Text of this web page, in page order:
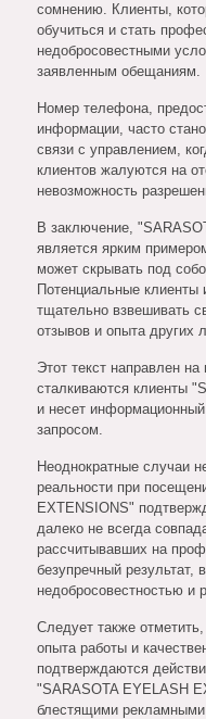
сомнению. Клиенты,
обучиться и стать
недобросовестными
заявленным обещаниям.
Номер телефона,
информации, часто
связи с управлением,
клиентов жалуются на
невозможность
В заключение,
является ярким
может скрывать под
Потенциальные
тщательно взвешивать
отзывов и опыта других
Этот текст направлен
сталкиваются клиенты
и несет
запросом.
Неоднократные случаи
реальности при
EXTENSIONS"
далеко не всегда
рассчитывавших на
безупречный результат,
недобросовестностью и
Следует также
опыта работы и
подтверждаются
"SARASOTA EYELASH
блестящими